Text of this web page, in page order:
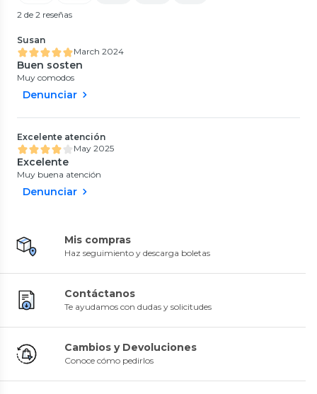
2 de 2 reseñas
Susan
March 2024
Buen sosten
Muy comodos
Denunciar
Excelente atención
May 2025
Excelente
Muy buena atención
Denunciar
Mis compras
Haz seguimiento y descarga boletas
Contáctanos
Te ayudamos con dudas y solicitudes
Cambios y Devoluciones
Conoce cómo pedirlos